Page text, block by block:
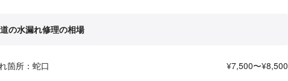
の水漏れ修理の相場
箇所：蛇口
¥7,500〜¥8,500